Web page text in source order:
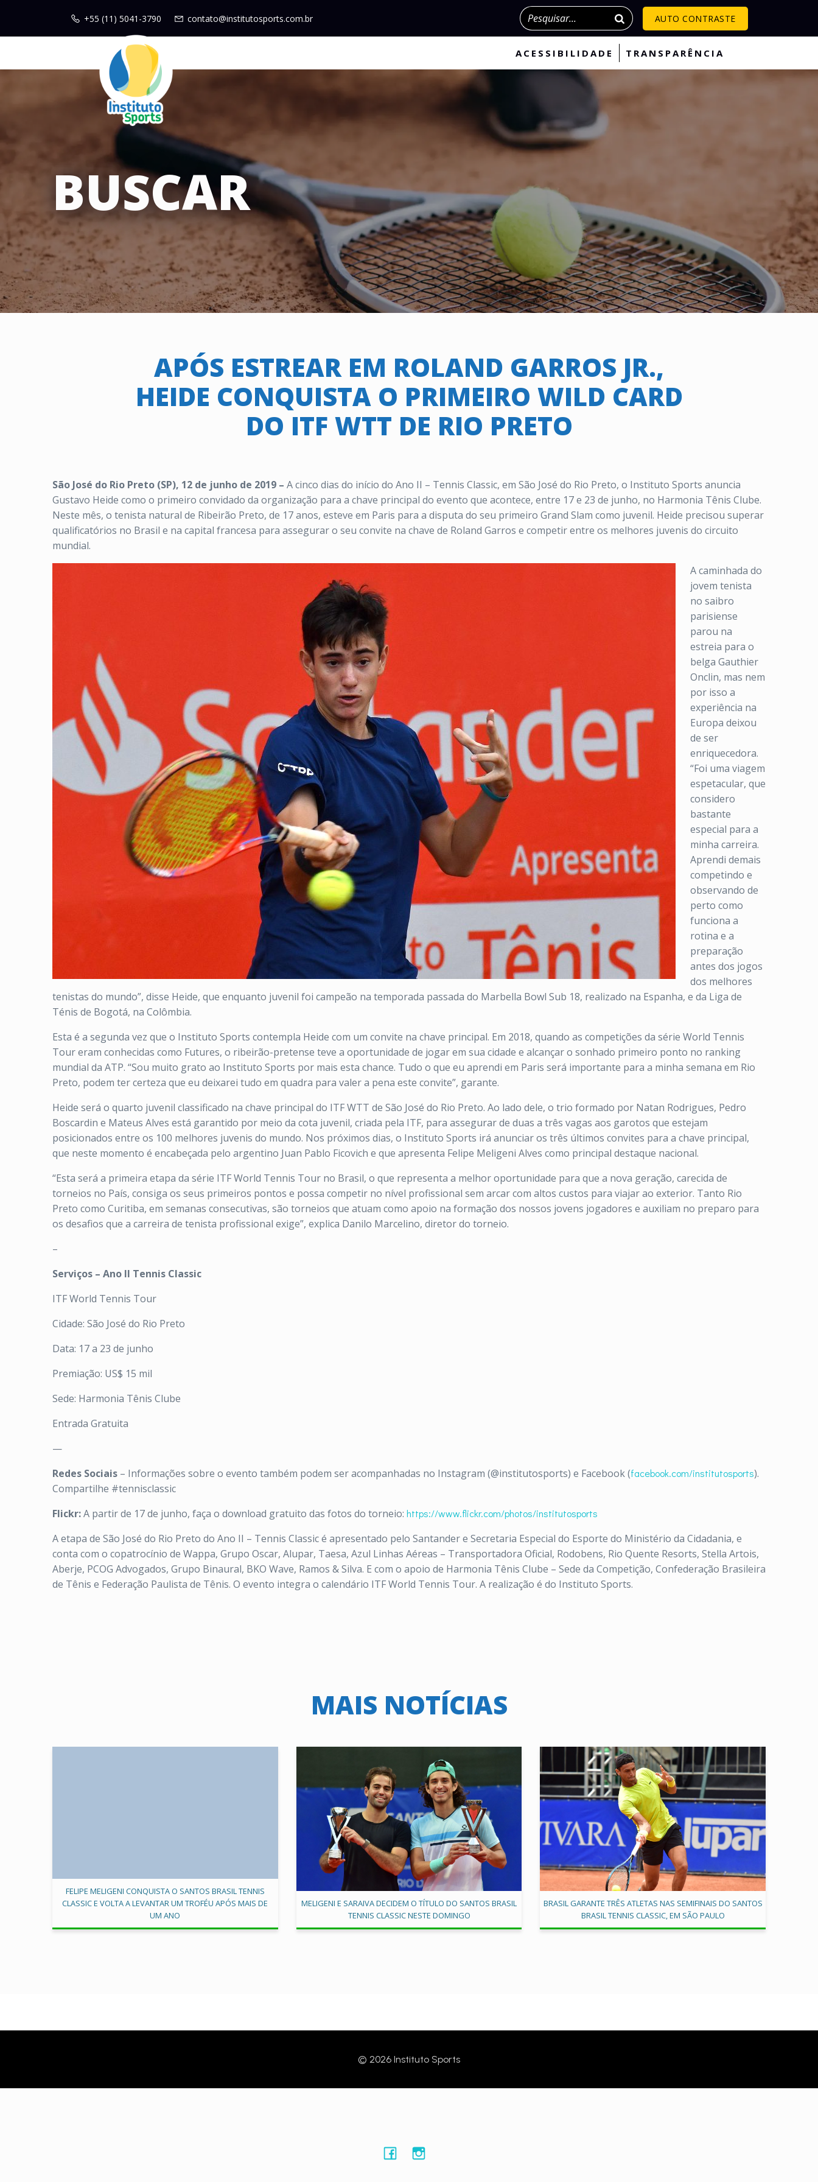
+55 (11) 5041-3790 contato@institutosports.com.br Pesquisar AUTO CONTRASTE
ACESSIBILIDADE TRANSPARÊNCIA
BUSCAR
APÓS ESTREAR EM ROLAND GARROS JR.,
HEIDE CONQUISTA O PRIMEIRO WILD CARD
DO ITF WTT DE RIO PRETO
São José do Rio Preto (SP), 12 de junho de 2019 – A cinco dias do início do Ano II – Tennis Classic, em São José do Rio Preto, o Instituto Sports anuncia
Gustavo Heide como o primeiro convidado da organização para a chave principal do evento que acontece, entre 17 e 23 de junho, no Harmonia Tênis Clube.
Neste mês, o tenista natural de Ribeirão Preto, de 17 anos, esteve em Paris para a disputa do seu primeiro Grand Slam como juvenil. Heide precisou superar
qualificatórios no Brasil e na capital francesa para assegurar o seu convite na chave de Roland Garros e competir entre os melhores juvenis do circuito
mundial.
A caminhada do
jovem tenista
no saibro
parisiense
parou na
estreia para o
belga Gauthier
Onclin, mas nem
por isso a
experiência na
Europa deixou
de ser
enriquecedora.
“Foi uma viagem
espetacular, que
considero
bastante
especial para a
minha carreira.
Aprendi demais
competindo e
observando de
perto como
funciona a
rotina e a
preparação
antes dos jogos
dos melhores
tenistas do mundo”, disse Heide, que enquanto juvenil foi campeão na temporada passada do Marbella Bowl Sub 18, realizado na Espanha, e da Liga de
Ténis de Bogotá, na Colômbia.
Esta é a segunda vez que o Instituto Sports contempla Heide com um convite na chave principal. Em 2018, quando as competições da série World Tennis
Tour eram conhecidas como Futures, o ribeirão-pretense teve a oportunidade de jogar em sua cidade e alcançar o sonhado primeiro ponto no ranking
mundial da ATP. “Sou muito grato ao Instituto Sports por mais esta chance. Tudo o que eu aprendi em Paris será importante para a minha semana em Rio
Preto, podem ter certeza que eu deixarei tudo em quadra para valer a pena este convite”, garante.
Heide será o quarto juvenil classificado na chave principal do ITF WTT de São José do Rio Preto. Ao lado dele, o trio formado por Natan Rodrigues, Pedro
Boscardin e Mateus Alves está garantido por meio da cota juvenil, criada pela ITF, para assegurar de duas a três vagas aos garotos que estejam
posicionados entre os 100 melhores juvenis do mundo. Nos próximos dias, o Instituto Sports irá anunciar os três últimos convites para a chave principal,
que neste momento é encabeçada pelo argentino Juan Pablo Ficovich e que apresenta Felipe Meligeni Alves como principal destaque nacional.
“Esta será a primeira etapa da série ITF World Tennis Tour no Brasil, o que representa a melhor oportunidade para que a nova geração, carecida de
torneios no País, consiga os seus primeiros pontos e possa competir no nível profissional sem arcar com altos custos para viajar ao exterior. Tanto Rio
Preto como Curitiba, em semanas consecutivas, são torneios que atuam como apoio na formação dos nossos jovens jogadores e auxiliam no preparo para
os desafios que a carreira de tenista profissional exige”, explica Danilo Marcelino, diretor do torneio.
–
Serviços – Ano II Tennis Classic
ITF World Tennis Tour
Cidade: São José do Rio Preto
Data: 17 a 23 de junho
Premiação: US$ 15 mil
Sede: Harmonia Tênis Clube
Entrada Gratuita
—
Redes Sociais – Informações sobre o evento também podem ser acompanhadas no Instagram (@institutosports) e Facebook (facebook.com/institutosports).
Compartilhe #tennisclassic
Flickr:A partir de 17 de junho, faça o download gratuito das fotos do torneio: https://www.flickr.com/photos/institutosports
A etapa de São José do Rio Preto do Ano II – Tennis Classic é apresentado pelo Santander e Secretaria Especial do Esporte do Ministério da Cidadania, e
conta com o copatrocínio de Wappa, Grupo Oscar, Alupar, Taesa, Azul Linhas Aéreas – Transportadora Oficial, Rodobens, Rio Quente Resorts, Stella Artois,
Aberje, PCOG Advogados, Grupo Binaural, BKO Wave, Ramos & Silva. E com o apoio de Harmonia Tênis Clube – Sede da Competição, Confederação Brasileira
de Tênis e Federação Paulista de Tênis. O evento integra o calendário ITF World Tennis Tour. A realização é do Instituto Sports.
MAIS NOTÍCIAS
FELIPE MELIGENI CONQUISTA O SANTOS BRASIL TENNIS
CLASSIC E VOLTA A LEVANTAR UM TROFÉU APÓS MAIS DE
UM ANO
MELIGENI E SARAIVA DECIDEM O TÍTULO DO SANTOS BRASIL
TENNIS CLASSIC NESTE DOMINGO
BRASIL GARANTE TRÊS ATLETAS NAS SEMIFINAIS DO SANTOS
BRASIL TENNIS CLASSIC, EM SÃO PAULO
© 2026 Instituto Sports